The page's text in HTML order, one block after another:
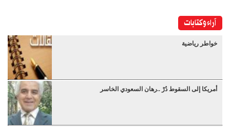
آراء وكتابات
خواطر رياضية
أمريكا إلى السقوط دُرْ ..رهان السعودي الخاسر